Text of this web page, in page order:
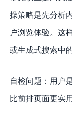
操策略是先分析
户浏览体验。这
或生成式搜索中
自检问题：用户
比前排页面更实